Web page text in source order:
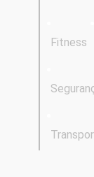
Fitness